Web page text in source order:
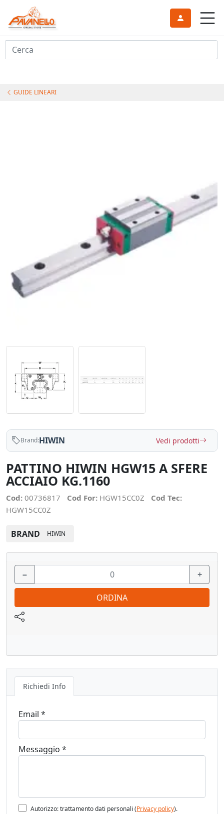
Cerca
GUIDE LINEARI
Brand:HIWIN Vedi prodotti
PATTINO HIWIN HGW15 A SFERE
ACCIAIO KG.1160
Cod: 00736817 Cod For: HGW15CC0Z
Cod Tec:
HGW15CC0Z
BRAND HIWIN
− +
ORDINA
Richiedi Info
Email *
Messaggio *
Autorizzo: trattamento dati personali (Privacy policy).